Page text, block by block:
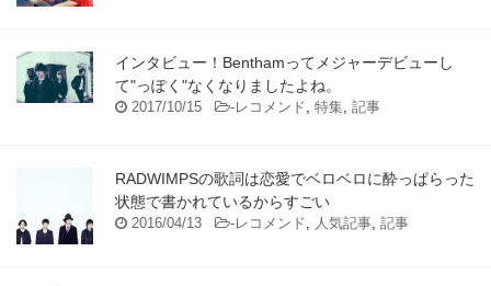
インタビュー！Benthamってメジャーデビューし
て"っぽく"なくなりましたよね。
2017/10/15 -レコメンド, 特集, 記事
RADWIMPSの歌詞は恋愛でベロベロに酔っぱらった
状態で書かれているからすごい
2016/04/13 -レコメンド, 人気記事, 記事